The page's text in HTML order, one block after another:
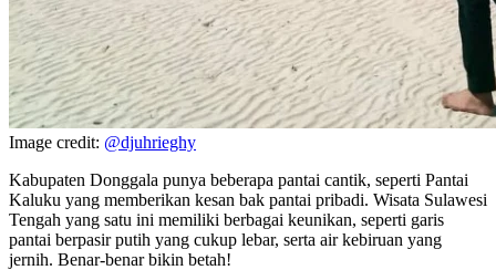
Image credit: @djuhrieghy
Kabupaten Donggala punya beberapa pantai cantik, seperti Pantai
Kaluku yang memberikan kesan bak pantai pribadi. Wisata Sulawesi
Tengah yang satu ini memiliki berbagai keunikan, seperti garis
pantai berpasir putih yang cukup lebar, serta air kebiruan yang
jernih. Benar-benar bikin betah!